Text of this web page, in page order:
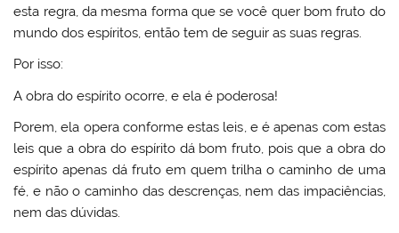
esta regra, da mesma forma que se você quer bom fruto do
mundo dos espíritos, então tem de seguir as suas regras.
Por isso:
A obra do espírito ocorre, e ela é poderosa!
Porem, ela opera conforme estas leis, e é apenas com estas
leis que a obra do espírito dá bom fruto, pois que a obra do
espírito apenas dá fruto em quem trilha o caminho de uma
fé, e não o caminho das descrenças, nem das impaciências,
nem das dúvidas.